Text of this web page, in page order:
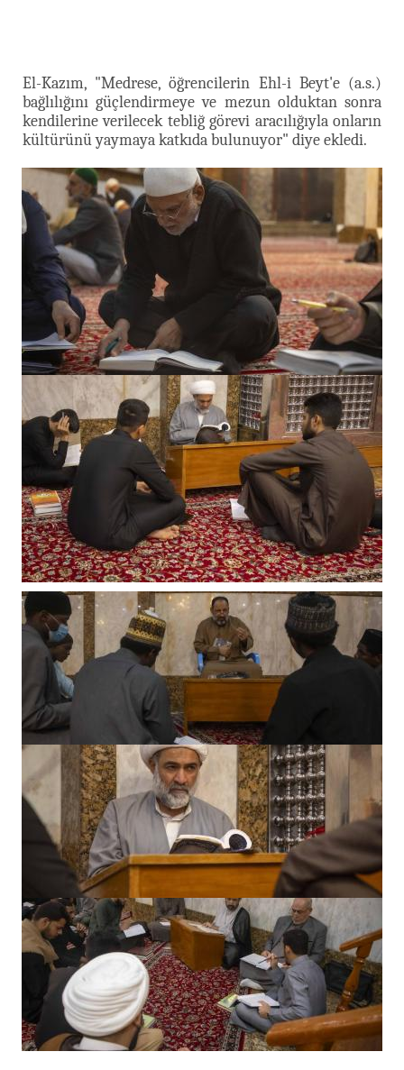
El-Kazım, "Medrese, öğrencilerin Ehl-i Beyt'e (a.s.)
bağlılığını güçlendirmeye ve mezun olduktan sonra
kendilerine verilecek tebliğ görevi aracılığıyla onların
kültürünü yaymaya katkıda bulunuyor" diye ekledi.​​​​​​​​​​​​​​​​